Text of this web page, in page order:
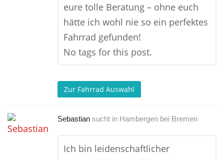
eure tolle Beratung – ohne euch
hätte ich wohl nie so ein perfektes
Fahrrad gefunden!
No tags for this post.
Zur Fahrrad Auswahl
Sebastian sucht in Hambergen bei Bremen
Ich bin leidenschaftlicher